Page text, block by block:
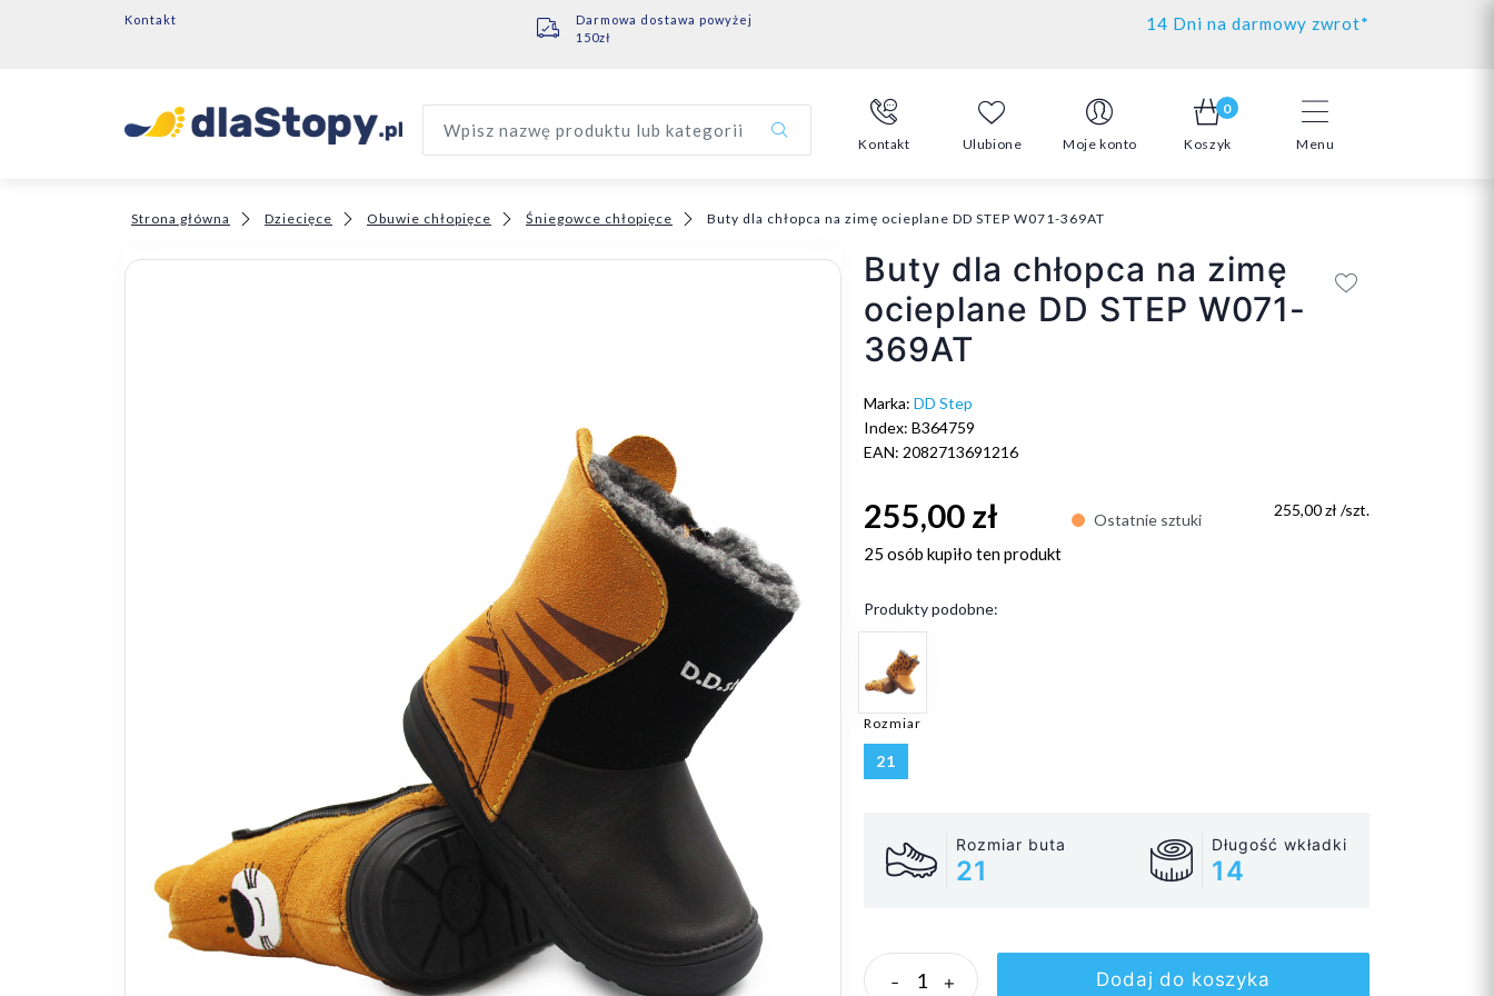
Kontakt
Darmowa dostawa powyżej
150zł
14 Dni na darmowy zwrot*
Menu
Wpisz nazwę produktu lub kategorii
Kontakt Ulubione Moje konto
0
Koszyk
Strona główna Dziecięce Obuwie chłopięce Śniegowce chłopięce Buty dla chłopca na zimę ocieplane DD STEP W071-369AT
Buty dla chłopca na zimę
ocieplane DD STEP W071-
369AT
Marka: DD Step
Index: B364759
EAN: 2082713691216
255,00 zł Ostatnie sztuki
255,00 zł /szt.
25 osób kupiło ten produkt
Produkty podobne:
Rozmiar
21
Rozmiar buta
21
Długość wkładki
14
- + Dodaj do koszyka